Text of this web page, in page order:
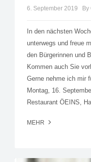
6. September 2019
In den nächsten
unterwegs und freue
den Bürgerinnen und
Kommen auch Sie
Gerne nehme ich mir
Montag, 16.
Restaurant ÖEINS,
MEHR